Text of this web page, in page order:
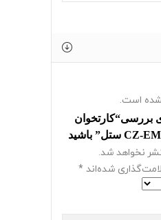
است.
بررسی“کارتخوان
نخواهد شد.
شده‌اند*